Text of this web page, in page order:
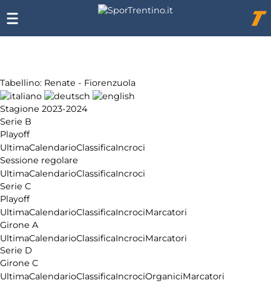
Tabellino: Renate - Fiorenzuola
Stagione 2023-2024
Serie B
Playoff
UltimaCalendarioClassificaIncroci
Sessione regolare
UltimaCalendarioClassificaIncroci
Serie C
Playoff
UltimaCalendarioClassificaIncrociMarcatori
Girone A
UltimaCalendarioClassificaIncrociMarcatori
Serie D
Girone C
UltimaCalendarioClassificaIncrociOrganiciMarcatori
Chi
siamo
Affiliazione